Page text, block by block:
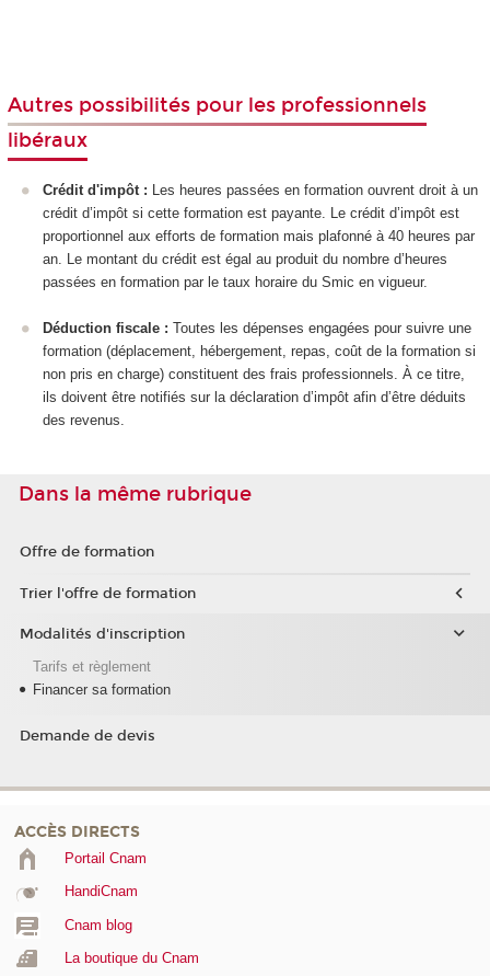
Autres possibilités pour les professionnels
libéraux
Crédit d'impôt : Les heures passées en formation ouvrent droit à un
crédit d’impôt si cette formation est payante. Le crédit d’impôt est
proportionnel aux efforts de formation mais plafonné à 40 heures par
an. Le montant du crédit est égal au produit du nombre d’heures
passées en formation par le taux horaire du Smic en vigueur.
Déduction fiscale : Toutes les dépenses engagées pour suivre une
formation (déplacement, hébergement, repas, coût de la formation si
non pris en charge) constituent des frais professionnels. À ce titre,
ils doivent être notifiés sur la déclaration d’impôt afin d’être déduits
des revenus.
Dans la même rubrique
Offre de formation
Trier l'offre de formation
Modalités d'inscription
Tarifs et règlement
Financer sa formation
Demande de devis
ACCÈS DIRECTS
Portail Cnam
HandiCnam
Cnam blog
La boutique du Cnam